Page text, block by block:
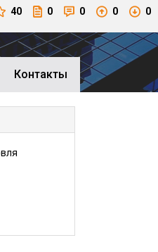
40 0 0 0 0
Контакты